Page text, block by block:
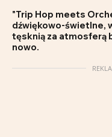
"Trip Hop meets
dźwiękowo-świetlne,
tęsknią za atmosferą
nowo.